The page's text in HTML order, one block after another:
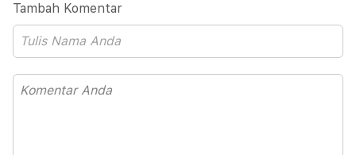
Tambah Komentar